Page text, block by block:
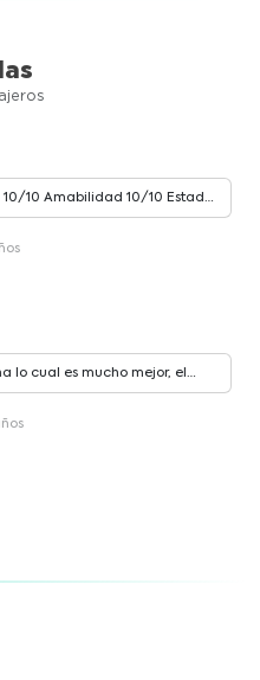
10 Amabilidad 10/10 Estado
pedido antes en guvery y mi
lo cual es mucho mejor, el